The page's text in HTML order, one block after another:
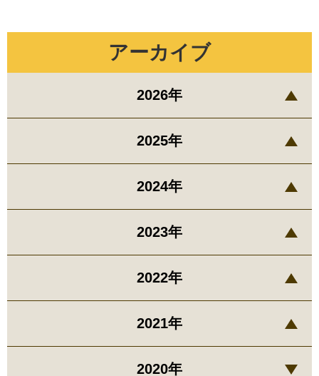
アーカイブ
2026年
2025年
2024年
2023年
2022年
2021年
2020年